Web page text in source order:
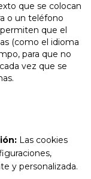
que se colocan
o un teléfono
que el
(como el idioma
para que no
vez que se
Las cookies
y personalizada.